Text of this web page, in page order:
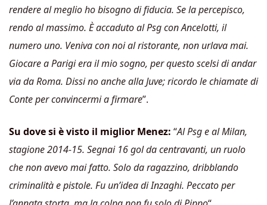
rendere al meglio ho bisogno di fiducia. Se la percepisco,
rendo al massimo. È accaduto al Psg con Ancelotti, il
numero uno. Veniva con noi al ristorante, non urlava mai.
Giocare a Parigi era il mio sogno, per questo scelsi di andar
via da Roma. Dissi no anche alla Juve; ricordo le chiamate di
Conte per convincermi a firmare”.
Su dove si è visto il miglior Menez: “Al Psg e al Milan,
stagione 2014-15. Segnai 16 gol da centravanti, un ruolo
che non avevo mai fatto. Solo da ragazzino, dribblando
criminalità e pistole. Fu un’idea di Inzaghi. Peccato per